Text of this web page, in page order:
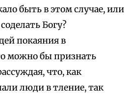
быть в этом случае, или
Богу?
покаяния в
можно бы признать
что, как
люди в тление, так